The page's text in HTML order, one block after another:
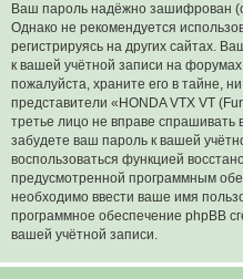
Ваш пароль надёжно зашифрован
Однако не рекомендуется
регистрируясь на других сайтах.
к вашей учётной записи на
пожалуйста, храните его в тайне,
представители «HONDA VTX VT
третье лицо не вправе спрашивать
забудете ваш пароль к вашей
воспользоваться функцией
предусмотренной программным
необходимо ввести ваше имя
программное обеспечение phpBB
вашей учётной записи.